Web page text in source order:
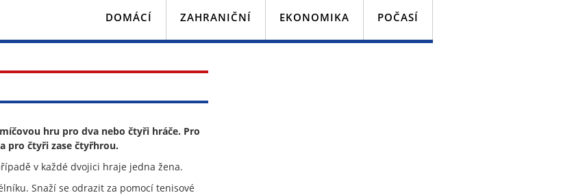
DOMÁCÍ ZAHRANIČNÍ EKONOMIKA POČASÍ
hru pro dva nebo čtyři hráče. Pro
pro čtyři zase čtyřhrou.
v každé dvojici hraje jedna žena.
Snaží se odrazit za pomocí tenisové